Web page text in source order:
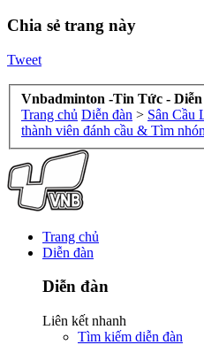
Chia sẻ trang này
Tweet
Vnbadminton -Tin Tức -
Trang chủ Diễn đàn > Sân Cầu
thành viên đánh cầu & Tìm
Trang chủ
Diễn đàn
Diễn đàn
Liên kết nhanh
Tìm kiếm diễn đàn